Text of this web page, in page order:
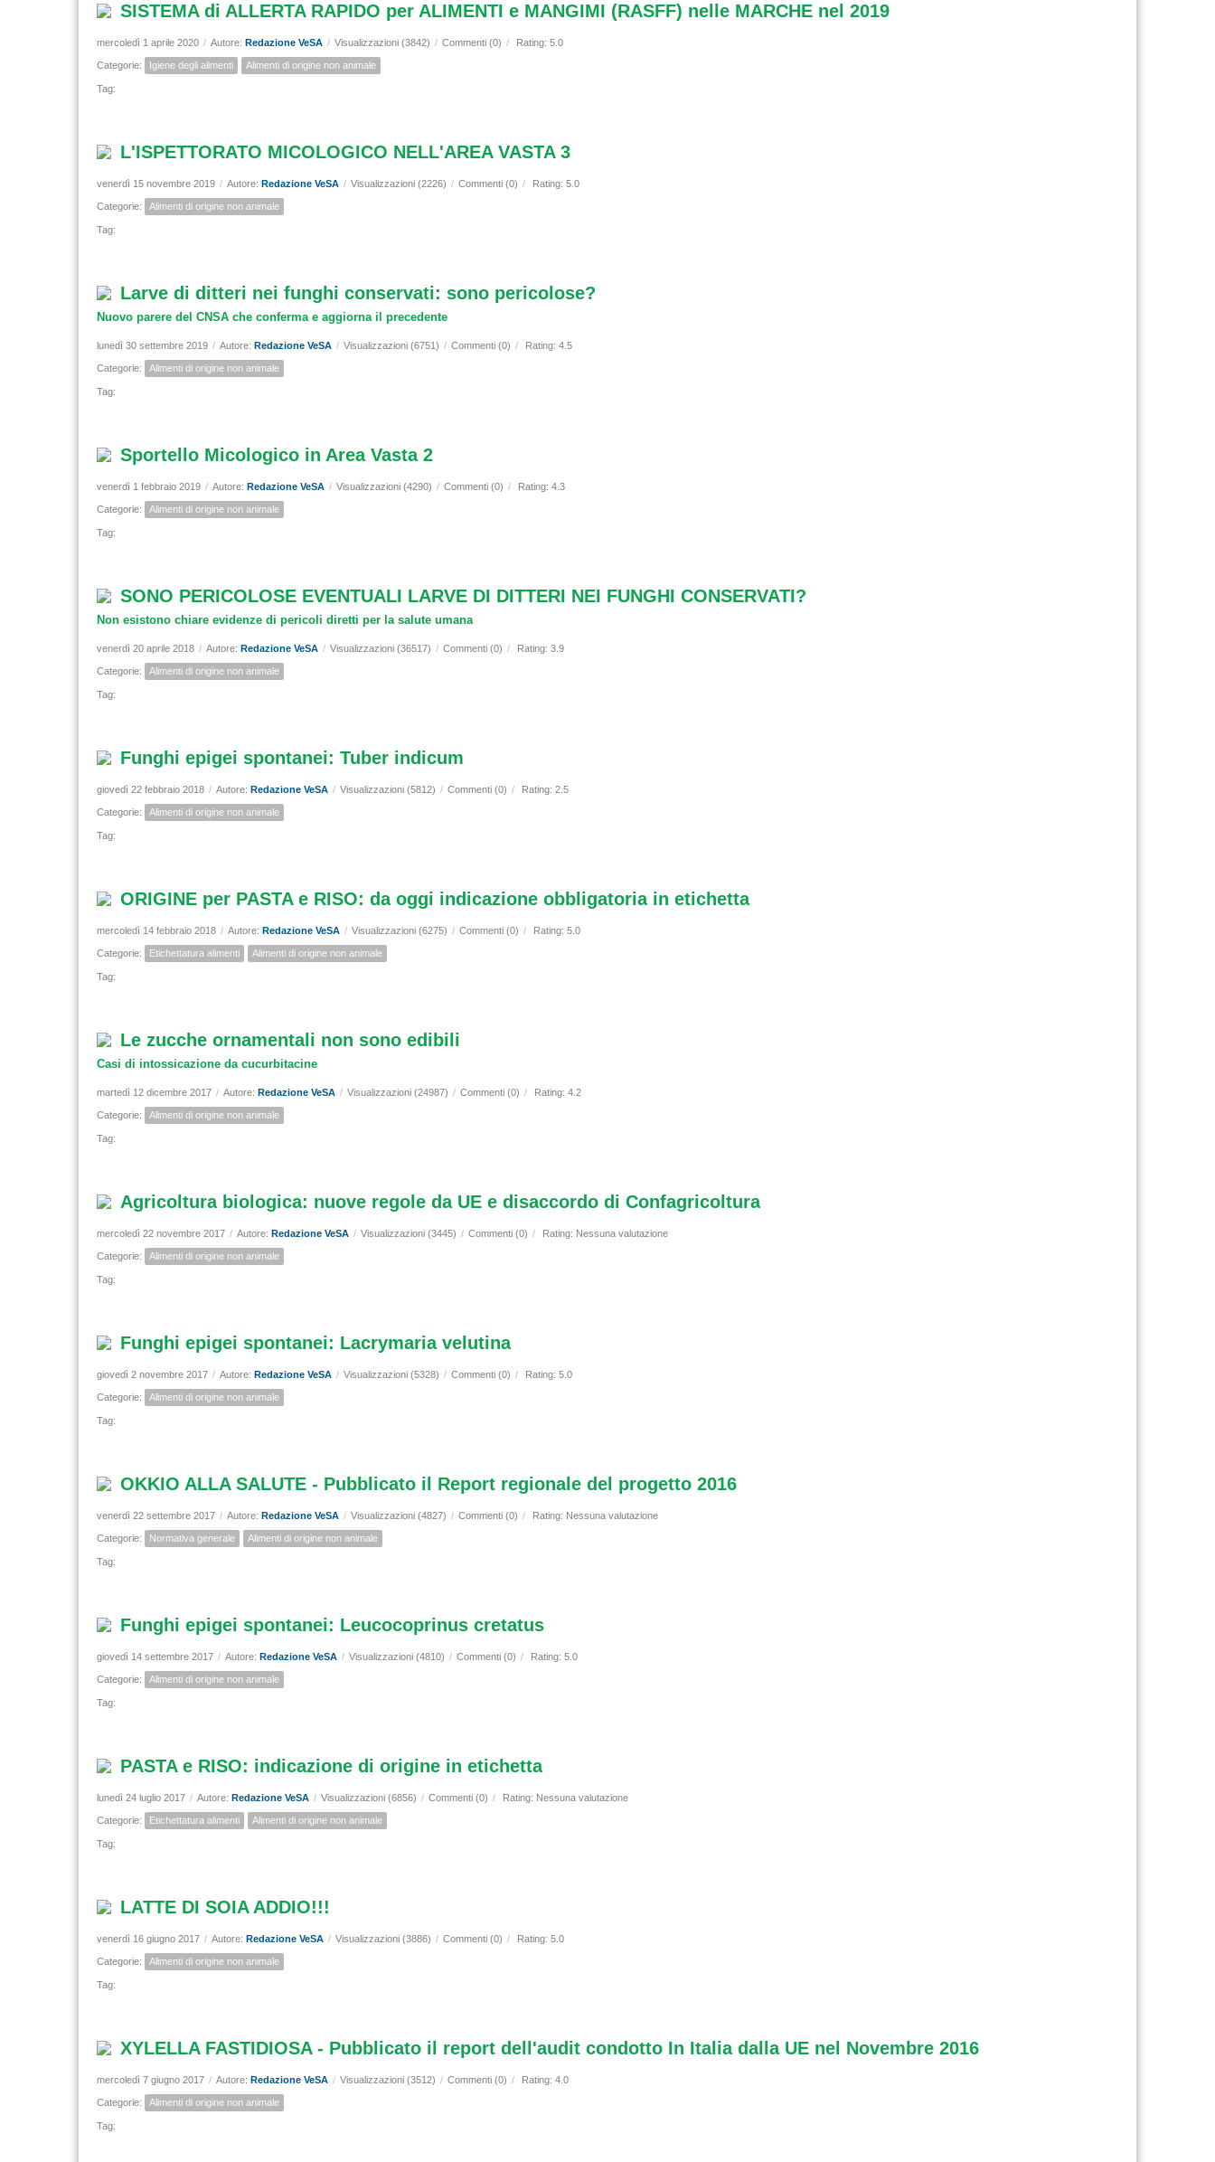
SISTEMA di ALLERTA RAPIDO per ALIMENTI e MANGIMI (RASFF) nelle MARCHE nel 2019
mercoledì 1 aprile 2020 / Autore: Redazione VeSA / Visualizzazioni (3842) / Commenti (0) / Rating: 5.0
Categorie: Igiene degli alimenti Alimenti di origine non animale
Tag:
L'ISPETTORATO MICOLOGICO NELL'AREA VASTA 3
venerdì 15 novembre 2019 / Autore: Redazione VeSA / Visualizzazioni (2226) / Commenti (0) / Rating: 5.0
Categorie: Alimenti di origine non animale
Tag:
Larve di ditteri nei funghi conservati: sono pericolose?
Nuovo parere del CNSA che conferma e aggiorna il precedente
lunedì 30 settembre 2019 / Autore: Redazione VeSA / Visualizzazioni (6751) / Commenti (0) / Rating: 4.5
Categorie: Alimenti di origine non animale
Tag:
Sportello Micologico in Area Vasta 2
venerdì 1 febbraio 2019 / Autore: Redazione VeSA / Visualizzazioni (4290) / Commenti (0) / Rating: 4.3
Categorie: Alimenti di origine non animale
Tag:
SONO PERICOLOSE EVENTUALI LARVE DI DITTERI NEI FUNGHI CONSERVATI?
Non esistono chiare evidenze di pericoli diretti per la salute umana
venerdì 20 aprile 2018 / Autore: Redazione VeSA / Visualizzazioni (36517) / Commenti (0) / Rating: 3.9
Categorie: Alimenti di origine non animale
Tag:
Funghi epigei spontanei: Tuber indicum
giovedì 22 febbraio 2018 / Autore: Redazione VeSA / Visualizzazioni (5812) / Commenti (0) / Rating: 2.5
Categorie: Alimenti di origine non animale
Tag:
ORIGINE per PASTA e RISO: da oggi indicazione obbligatoria in etichetta
mercoledì 14 febbraio 2018 / Autore: Redazione VeSA / Visualizzazioni (6275) / Commenti (0) / Rating: 5.0
Categorie: Etichettatura alimenti Alimenti di origine non animale
Tag:
Le zucche ornamentali non sono edibili
Casi di intossicazione da cucurbitacine
martedì 12 dicembre 2017 / Autore: Redazione VeSA / Visualizzazioni (24987) / Commenti (0) / Rating: 4.2
Categorie: Alimenti di origine non animale
Tag:
Agricoltura biologica: nuove regole da UE e disaccordo di Confagricoltura
mercoledì 22 novembre 2017 / Autore: Redazione VeSA / Visualizzazioni (3445) / Commenti (0) / Rating: Nessuna valutazione
Categorie: Alimenti di origine non animale
Tag:
Funghi epigei spontanei: Lacrymaria velutina
giovedì 2 novembre 2017 / Autore: Redazione VeSA / Visualizzazioni (5328) / Commenti (0) / Rating: 5.0
Categorie: Alimenti di origine non animale
Tag:
OKKIO ALLA SALUTE - Pubblicato il Report regionale del progetto 2016
venerdì 22 settembre 2017 / Autore: Redazione VeSA / Visualizzazioni (4827) / Commenti (0) / Rating: Nessuna valutazione
Categorie: Normativa generale Alimenti di origine non animale
Tag:
Funghi epigei spontanei: Leucocoprinus cretatus
giovedì 14 settembre 2017 / Autore: Redazione VeSA / Visualizzazioni (4810) / Commenti (0) / Rating: 5.0
Categorie: Alimenti di origine non animale
Tag:
PASTA e RISO: indicazione di origine in etichetta
lunedì 24 luglio 2017 / Autore: Redazione VeSA / Visualizzazioni (6856) / Commenti (0) / Rating: Nessuna valutazione
Categorie: Etichettatura alimenti Alimenti di origine non animale
Tag:
LATTE DI SOIA ADDIO!!!
venerdì 16 giugno 2017 / Autore: Redazione VeSA / Visualizzazioni (3886) / Commenti (0) / Rating: 5.0
Categorie: Alimenti di origine non animale
Tag:
XYLELLA FASTIDIOSA - Pubblicato il report dell'audit condotto In Italia dalla UE nel Novembre 2016
mercoledì 7 giugno 2017 / Autore: Redazione VeSA / Visualizzazioni (3512) / Commenti (0) / Rating: 4.0
Categorie: Alimenti di origine non animale
Tag: